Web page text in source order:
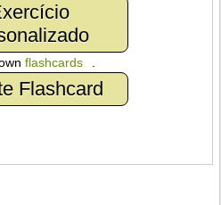
flashcards
Flashcard